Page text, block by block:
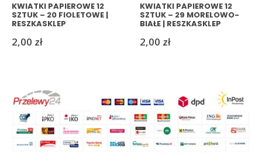
KWIATKI PAPIEROWE 12
SZTUK – 20 FIOLETOWE |
RESZKASKLEP
2,00 zł
KWIATKI PAPIEROWE 12
SZTUK – 29 MORELOWO-
BIAŁE | RESZKASKLEP
2,00 zł